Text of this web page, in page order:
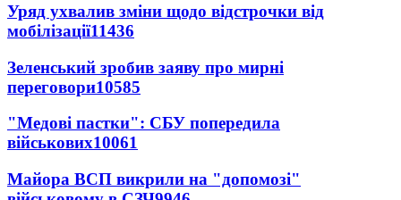
Уряд ухвалив зміни щодо відстрочки від
мобілізації11436
Зеленський зробив заяву про мирні
переговори10585
"Медові пастки": СБУ попередила
військових10061
Майора ВСП викрили на "допомозі"